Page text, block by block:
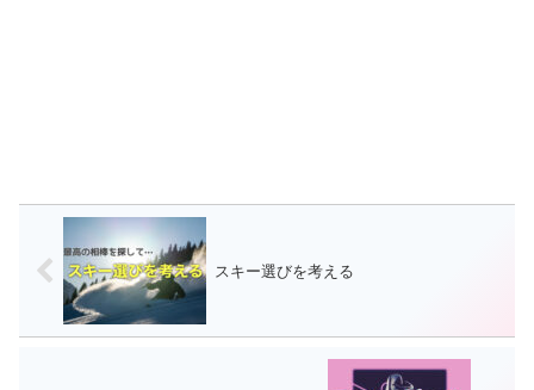
スキー選びを考える